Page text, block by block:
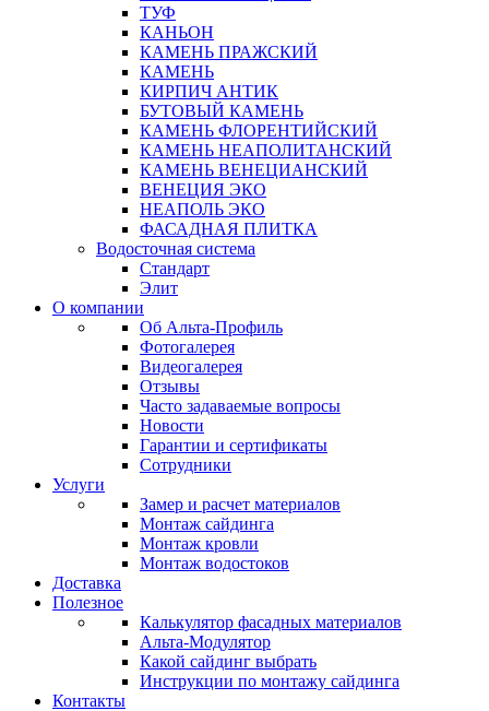
ТУФ
КАНЬОН
КАМЕНЬ ПРАЖСКИЙ
КАМЕНЬ
КИРПИЧ АНТИК
БУТОВЫЙ КАМЕНЬ
КАМЕНЬ ФЛОРЕНТИЙСКИЙ
КАМЕНЬ НЕАПОЛИТАНСКИЙ
КАМЕНЬ ВЕНЕЦИАНСКИЙ
ВЕНЕЦИЯ ЭКО
НЕАПОЛЬ ЭКО
ФАСАДНАЯ ПЛИТКА
Водосточная система
Стандарт
Элит
О компании
Об Альта-Профиль
Фотогалерея
Видеогалерея
Отзывы
Часто задаваемые вопросы
Новости
Гарантии и сертификаты
Сотрудники
Услуги
Замер и расчет материалов
Монтаж сайдинга
Монтаж кровли
Монтаж водостоков
Доставка
Полезное
Калькулятор фасадных материалов
Альта-Модулятор
Какой сайдинг выбрать
Инструкции по монтажу сайдинга
Контакты